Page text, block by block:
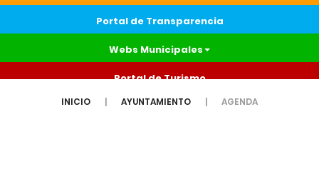
Portal de Transparencia
Webs Municipales
Portal de Turismo
INICIO AYUNTAMIENTO AGENDA